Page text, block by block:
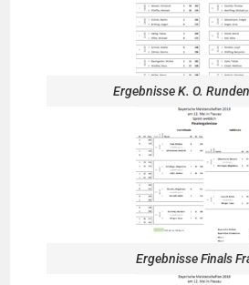
Ergebnisse K. O.
Ergebnisse Finals